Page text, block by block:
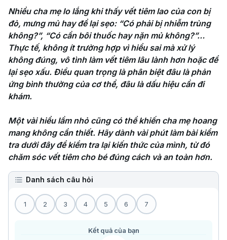
Nhiều cha mẹ lo lắng khi thấy vết tiêm lao của con bị
đỏ, mưng mủ hay để lại sẹo: “Có phải bị nhiễm trùng
không?”, “Có cần bôi thuốc hay nặn mủ không?”…
Thực tế, không ít trường hợp vì hiểu sai mà xử lý
không đúng, vô tình làm vết tiêm lâu lành hơn hoặc để
lại sẹo xấu. Điều quan trọng là phân biệt đâu là phản
ứng bình thường của cơ thể, đâu là dấu hiệu cần đi
khám.
Một vài hiểu lầm nhỏ cũng có thể khiến cha mẹ hoang
mang không cần thiết. Hãy dành vài phút làm bài kiểm
tra dưới đây để kiểm tra lại kiến thức của mình, từ đó
chăm sóc vết tiêm cho bé đúng cách và an toàn hơn.
Danh sách câu hỏi
1 2 3 4 5 6 7
Kết quả của bạn